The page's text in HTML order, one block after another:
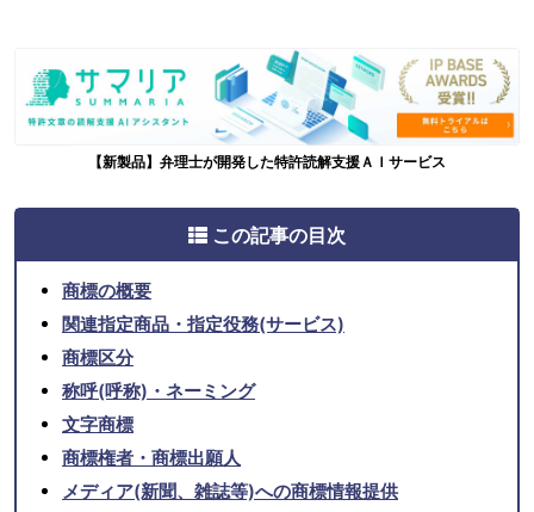
【新製品】弁理士が開発した特許読解支援ＡＩサービス
この記事の目次
商標の概要
関連指定商品・指定役務(サービス)
商標区分
称呼(呼称)・ネーミング
文字商標
商標権者・商標出願人
メディア(新聞、雑誌等)への商標情報提供